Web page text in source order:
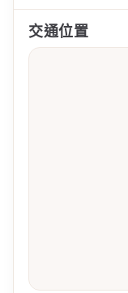
交通位置